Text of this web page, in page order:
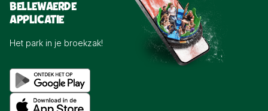
BELLEWAERDE
APPLICATIE
Het park in je broekzak!